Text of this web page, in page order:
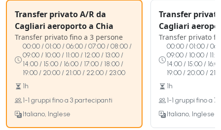
Transfer privato A/R da
Cagliari aeroporto a Chia
Transfer privato fino a 3 persone
00:00 / 01:00 / 06:00 / 07:00 / 08:00 /
09:00 / 10:00 / 11:00 / 12:00 / 13:00 /
14:00 / 15:00 / 16:00 / 17:00 / 18:00 /
19:00 / 20:00 / 21:00 / 22:00 / 23:00
1h
1-1 gruppi fino a 3 partecipanti
Italiano, Inglese
Transfer
Cagliari
Transfer privato
00:00 / 01:00 /
09:00 / 10:00 /
14:00 / 15:00 /
19:00 / 20:00 /
1h
1-1 gruppi fino a
Italiano, Inglese